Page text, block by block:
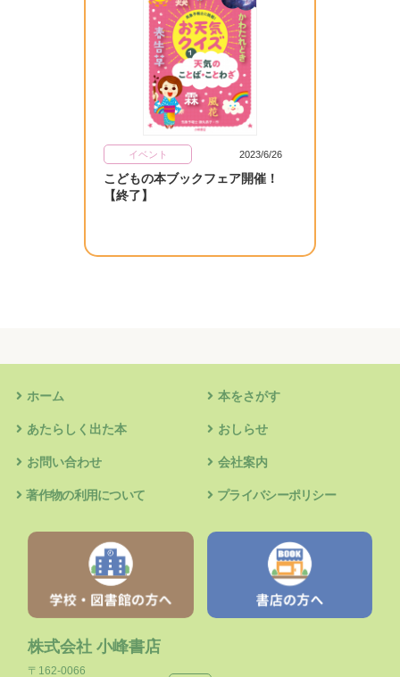
イベント 2023/6/26
こどもの本ブックフェア開催！
【終了】
株式会社 小峰書店
〒162-0066
ホーム 本をさがす
あたらしく出た本 おしらせ
お問い合わせ 会社案内
著作物の利用について プライバシーポリシー